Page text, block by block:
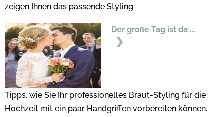
zeigen Ihnen das passende Styling
Der große Tag ist da ...
Tipps, wie Sie Ihr professionelles Braut-Styling für die
Hochzeit mit ein paar Handgriffen vorbereiten können.